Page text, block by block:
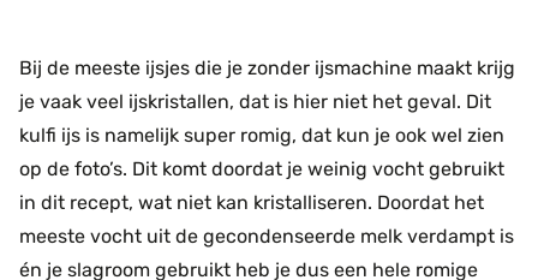
Bij de meeste ijsjes die je zonder ijsmachine maakt krijg
je vaak veel ijskristallen, dat is hier niet het geval. Dit
kulfi ijs is namelijk super romig, dat kun je ook wel zien
op de foto’s. Dit komt doordat je weinig vocht gebruikt
in dit recept, wat niet kan kristalliseren. Doordat het
meeste vocht uit de gecondenseerde melk verdampt is
én je slagroom gebruikt heb je dus een hele romige